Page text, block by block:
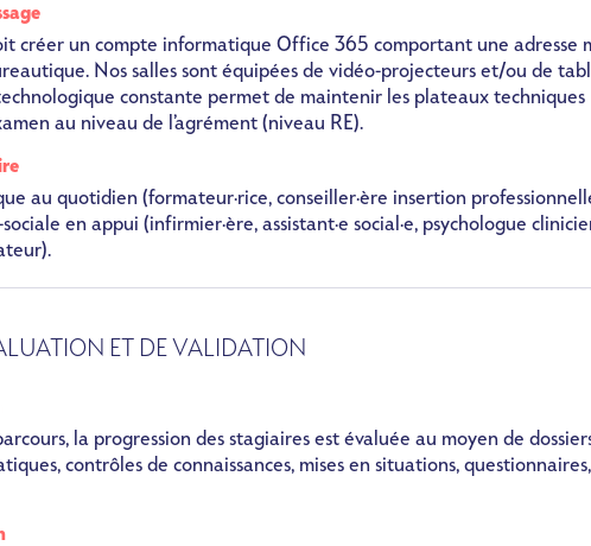
créer un compte informatique Office 365 comportant une adresse
Nos salles sont équipées de vidéo-projecteurs et/ou de
constante permet de maintenir les plateaux techniques
au niveau de l’agrément (niveau RE).
au quotidien (formateur·rice, conseiller·ère insertion
en appui (infirmier·ère, assistant·e social·e, psychologue
ET DE VALIDATION
la progression des stagiaires est évaluée au moyen de
contrôles de connaissances, mises en situations,